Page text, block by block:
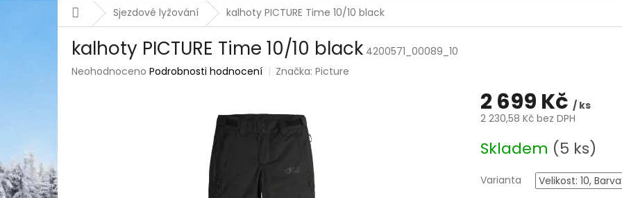
DomůSjezdové lyžování kalhoty PICTURE Time 10/10 black
kalhoty PICTURE Time 10/10 black 4200571_00089_10
Průměrné
Neohodnoceno Podrobnosti hodnocení Značka:Picture
2 699 Kč / ks
2 230,58 Kč bez DPH
cena:
Skladem (5 ks)
Varianta